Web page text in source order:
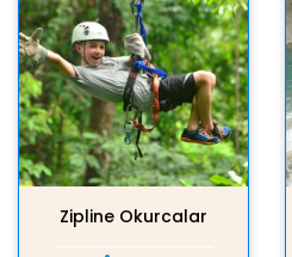
Zipline Okurcalar